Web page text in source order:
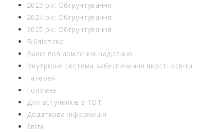
2023 рік: Обгрунтування
2024 рік: Обгрунтування
2025 рік: Обгрунтування
Бібліотека
Ваше повідомлення надіслано
Внутрішня сестема забеспечення якості освіти
Галерея
Головна
Для вступників з ТОТ
Додаткова інформація
Звіти